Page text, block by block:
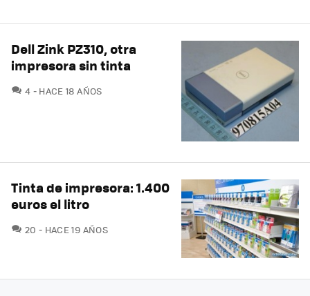
Dell Zink PZ310, otra
impresora sin tinta
4 COMENTARIOS
HACE 18 AÑOS
Tinta de impresora: 1.400
euros el litro
20 COMENTARIOS
HACE 19 AÑOS